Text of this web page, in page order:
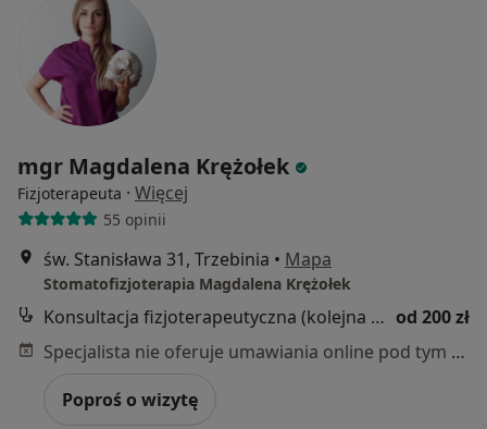
mgr Magdalena Krężołek
Fizjoterapeuta · Więcej
55 opinii
św. Stanisława 31, Trzebinia • Mapa
Stomatofizjoterapia Magdalena Krężołek
Konsultacja fizjoterapeutyczna (kolejna wizyta) od 200 zł
Specjalista nie oferuje umawiania online pod tym adresem.
Poproś o wizytę